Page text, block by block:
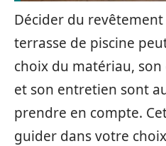
Décider du
terrasse de piscine
choix du matériau,
et son entretien sont
prendre en compte.
guider dans votre